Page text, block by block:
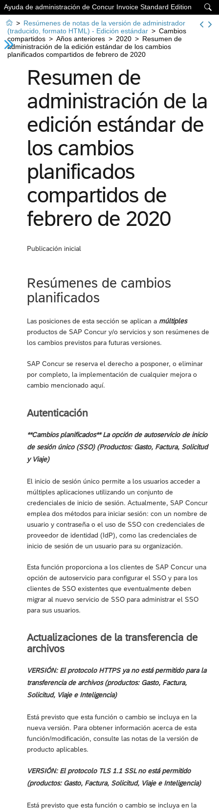

Ayuda de administración de Concur Invoice Standard Edition
 > Resúmenes de notas de la versión de administrador
(traducido, formato HTML) - Edición estándar > Cambios
compartidos > Años anteriores > 2020 > Resumen de
administración de la edición estándar de los cambios
planificados compartidos de febrero de 2020
Resumen de
administración de la
edición estándar de
los cambios
planificados
compartidos de
febrero de 2020
Publicación inicial
Resúmenes de cambios
planificados
Las posiciones de esta sección se aplican a múltiples
productos de SAP Concur y/o servicios y son resúmenes de
los cambios previstos para futuras versiones.
SAP Concur se reserva el derecho a posponer, o eliminar
por completo, la implementación de cualquier mejora o
cambio mencionado aquí.
Autenticación
**Cambios planificados** La opción de autoservicio de inicio
de sesión único (SSO) (Productos: Gasto, Factura, Solicitud
y Viaje)
El inicio de sesión único permite a los usuarios acceder a
múltiples aplicaciones utilizando un conjunto de
credenciales de inicio de sesión. Actualmente, SAP Concur
emplea dos métodos para iniciar sesión: con un nombre de
usuario y contraseña o el uso de SSO con credenciales de
proveedor de identidad (IdP), como las credenciales de
inicio de sesión de un usuario para su organización.
Esta función proporciona a los clientes de SAP Concur una
opción de autoservicio para configurar el SSO y para los
clientes de SSO existentes que eventualmente deben
migrar al nuevo servicio de SSO para administrar el SSO
para sus usuarios.
Actualizaciones de la transferencia de
archivos
VERSIÓN: El protocolo HTTPS ya no está permitido para la
transferencia de archivos (productos: Gasto, Factura,
Solicitud, Viaje e Inteligencia)
Está previsto que esta función o cambio se incluya en la
nueva versión. Para obtener información acerca de esta
función/modificación, consulte las notas de la versión de
producto aplicables.
VERSIÓN: El protocolo TLS 1.1 SSL no está permitido
(productos: Gasto, Factura, Solicitud, Viaje e Inteligencia)
Está previsto que esta función o cambio se incluya en la